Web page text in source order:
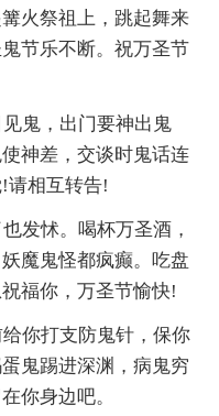
火祭祖上，跳起舞来
节乐不断。祝万圣节
鬼，出门要神出鬼
神差，交谈时鬼话连
请相互转告!
发怵。喝杯万圣酒，
魔鬼怪都疯癫。吃盘
福你，万圣节愉快!
你打支防鬼针，保你
鬼踢进深渊，病鬼穷
你身边吧。